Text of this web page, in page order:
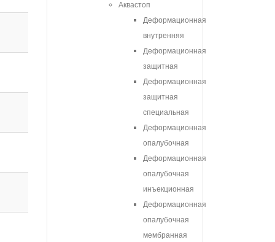
Аквастоп
Деформационная
внутренняя
Деформационная
защитная
Деформационная
защитная
специальная
Деформационная
опалубочная
Деформационная
опалубочная
инъекционная
Деформационная
опалубочная
мембранная